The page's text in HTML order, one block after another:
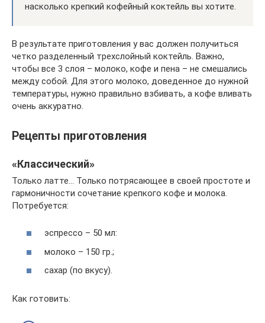
насколько крепкий кофейный коктейль вы хотите.
В результате приготовления у вас должен получиться
четко разделенный трехслойный коктейль. Важно,
чтобы все 3 слоя – молоко, кофе и пена – не смешались
между собой. Для этого молоко, доведенное до нужной
температуры, нужно правильно взбивать, а кофе вливать
очень аккуратно.
Рецепты приготовления
«Классический»
Только латте… Только потрясающее в своей простоте и
гармоничности сочетание крепкого кофе и молока.
Потребуется:
эспрессо – 50 мл:
молоко – 150 гр.;
сахар (по вкусу).
Как готовить: